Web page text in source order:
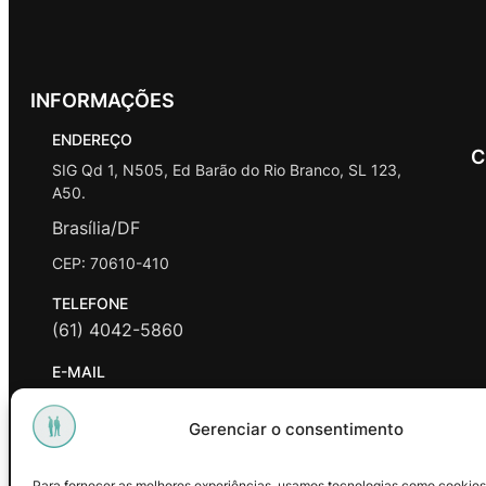
Gerenciar o consentimento
INFORMAÇÕES
ENDEREÇO
SIG Qd 1, N505, Ed Barão do Rio Branco, SL 123,
A50.
Brasília/DF
CEP: 70610-410
TELEFONE
(61) 4042-5860
E-MAIL
contato@promasters.net.br
HORÁRIO DE ATENDIMENTO